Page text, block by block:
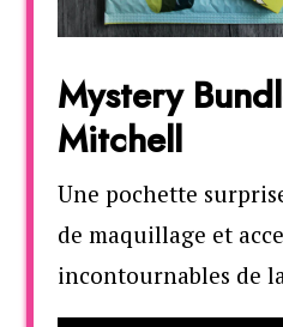
Mystery
Mitchell
Une pochette
de maquillage et
incontournables de